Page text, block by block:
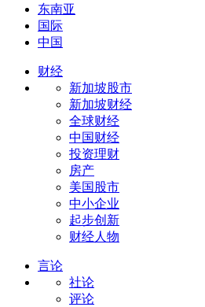
东南亚
国际
中国
财经
新加坡股市
新加坡财经
全球财经
中国财经
投资理财
房产
美国股市
中小企业
起步创新
财经人物
言论
社论
评论